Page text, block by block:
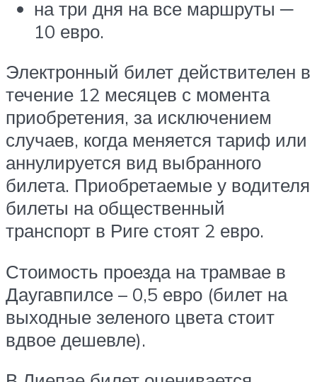
на три дня на все маршруты ─
10 евро.
Электронный билет действителен в
течение 12 месяцев с момента
приобретения, за исключением
случаев, когда меняется тариф или
аннулируется вид выбранного
билета. Приобретаемые у водителя
билеты на общественный
транспорт в Риге стоят 2 евро.
Стоимость проезда на трамвае в
Даугавпилсе – 0,5 евро (билет на
выходные зеленого цвета стоит
вдвое дешевле).